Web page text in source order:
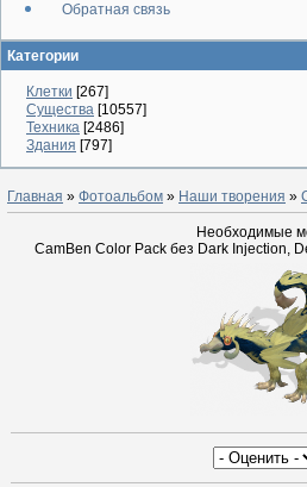
Обратная связь
Категории
Клетки [267]
Существа [10557]
Техника [2486]
Здания [797]
Главная » Фотоальбом » Наши творения »
Необходимые
CamBen Color Pack без Dark Injection,